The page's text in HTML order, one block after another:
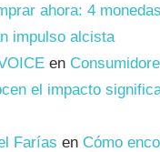
ahora: 4
impulso alcista
en
el impacto
Farías en Cómo